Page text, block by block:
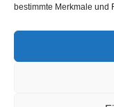
bestimmte Merkmale und
Featured Article
Karriere